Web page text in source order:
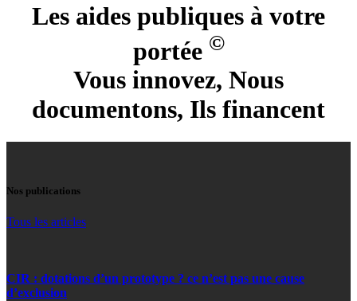
Les aides publiques à votre
portée ©
Vous innovez, Nous
documentons, Ils financent
Nos publications
Tous les articles
CIR : dotations d’un prototype ? ce n’est pas une cause
d’exclusion